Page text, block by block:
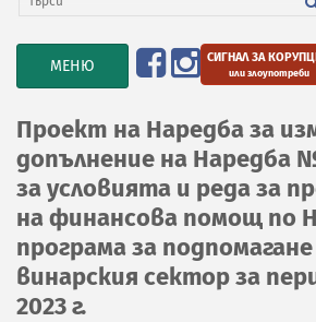
TOGGLE
NAVIGATION
МЕНЮ СИГНАЛ ЗА
или злоупотреби
Проект на Наредба за
допълнение на Наредба
за условията и реда за
на финансова помощ по
програма за
винарския сектор за
2023 г.